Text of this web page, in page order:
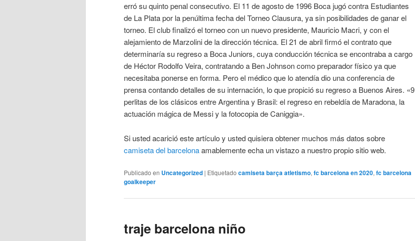
erró su quinto penal consecutivo. El 11 de agosto de 1996 Boca jugó contra Estudiantes
de La Plata por la penúltima fecha del Torneo Clausura, ya sin posibilidades de ganar el
torneo. El club finalizó el torneo con un nuevo presidente, Mauricio Macri, y con el
alejamiento de Marzolini de la dirección técnica. El 21 de abril firmó el contrato que
determinaría su regreso a Boca Juniors, cuya conducción técnica se encontraba a cargo
de Héctor Rodolfo Veira, contratando a Ben Johnson como preparador físico ya que
necesitaba ponerse en forma. Pero el médico que lo atendía dio una conferencia de
prensa contando detalles de su internación, lo que propició su regreso a Buenos Aires. «9
perlitas de los clásicos entre Argentina y Brasil: el regreso en rebeldía de Maradona, la
actuación mágica de Messi y la fotocopia de Caniggia».
Si usted acarició este artículo y usted quisiera obtener muchos más datos sobre
camiseta del barcelonaamablemente echa un vistazo a nuestro propio sitio web.
Publicado en Uncategorized | Etiquetado camiseta barça atletismo, fc barcelona en 2020, fc barcelona
goalkeeper
traje barcelona niño